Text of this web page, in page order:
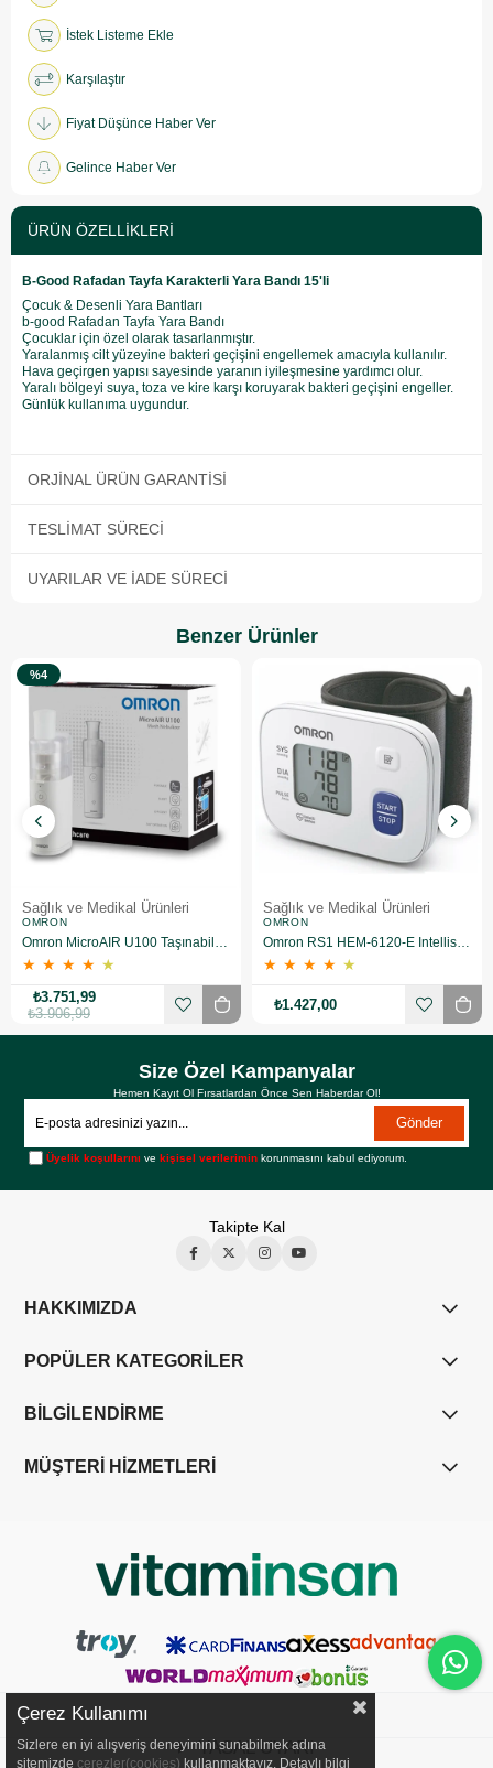
İstek Listeme Ekle
Karşılaştır
Fiyat Düşünce Haber Ver
Gelince Haber Ver
ÜRÜN ÖZELLIKLERI
B-Good Rafadan Tayfa Karakterli Yara Bandı 15'li
Çocuk & Desenli Yara Bantları
b-good Rafadan Tayfa Yara Bandı
Çocuklar için özel olarak tasarlanmıştır.
Yaralanmış cilt yüzeyine bakteri geçişini engellemek amacıyla kullanılır.
Hava geçirgen yapısı sayesinde yaranın iyileşmesine yardımcı olur.
Yaralı bölgeyi suya, toza ve kire karşı koruyarak bakteri geçişini engeller.
Günlük kullanıma uygundur.
ORJINAL ÜRÜN GARANTISI
TESLIMAT SÜRECI
UYARILAR VE İADE SÜRECI
Benzer Ürünler
Sağlık ve Medikal Ürünleri
OMRON
★ ★ ★ ★ ★
%4
₺3.751,99
₺3.906,99
Sağlık ve Medikal Ürünleri
OMRON
★ ★ ★ ★ ★
₺1.427,00
Size Özel Kampanyalar
Hemen Kayıt Ol Fırsatlardan Önce Sen Haberdar Ol!
Gönder
Üyelik koşullarını vekişisel verilerimin korunmasını kabul ediyorum.
Takipte Kal
HAKKIMIZDA
POPÜLER KATEGORİLER
BİLGİLENDİRME
MÜŞTERİ HİZMETLERİ
YASAL UYARI
Çerez Kullanımı
Sizlere en iyi alışveriş deneyimini sunabilmek adına
sitemizde çerezler(cookies) kullanmaktayız. Detaylı bilgi